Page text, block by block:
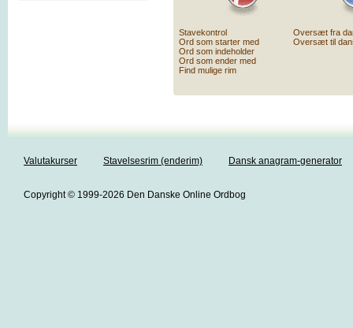
Stavekontrol
Ord som starter med
Ord som indeholder
Ord som ender med
Find mulige rim
Oversæt fra
Oversæt til
Valutakurser Stavelsesrim (enderim) Dansk anagram-generator
Copyright © 1999-2026 Den Danske Online Ordbog